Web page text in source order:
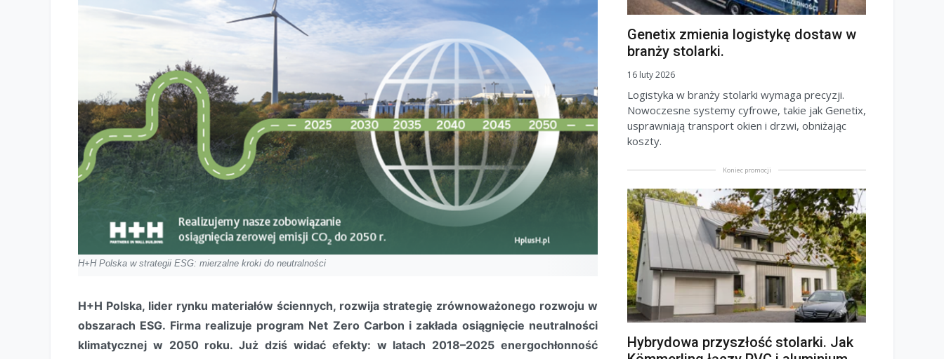
H+H Polska w strategii ESG: mierzalne kroki do neutralności
H+H Polska, lider rynku materiałów ściennych, rozwija strategię zrównoważonego rozwoju w
obszarach ESG. Firma realizuje program Net Zero Carbon i zakłada osiągnięcie neutralności
klimatycznej w 2050 roku. Już dziś widać efekty: w latach 2018–2025 energochłonność
Genetix zmienia logistykę dostaw w
branży stolarki.
16 luty 2026
Logistyka w branży stolarki wymaga precyzji.
Nowoczesne systemy cyfrowe, takie jak Genetix,
usprawniają transport okien i drzwi, obniżając
koszty.
Koniec promocji
Hybrydowa przyszłość stolarki. Jak